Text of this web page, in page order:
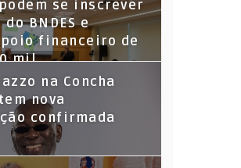
se inscrever
BNDES e
financeiro de
mil
na Concha
nova
confirmada